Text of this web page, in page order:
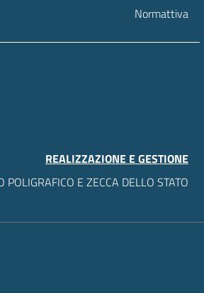
Normattiva
REALIZZAZIONE E GESTIONE
POLIGRAFICO E ZECCA DELLO STATO